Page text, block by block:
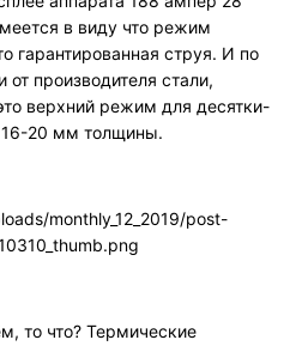
в виду что режим
гарантированная струя. И по
производителя стали,
верхний режим для десятки-
20 мм толщины.
monthly_12_2019/post-
то что? Термические